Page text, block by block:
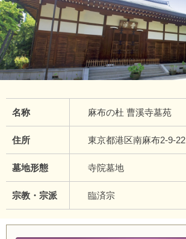
名称 麻布の杜 曹溪寺墓苑
住所 東京都港区南麻布2-9-22
墓地形態 寺院墓地
宗教・宗派 臨済宗